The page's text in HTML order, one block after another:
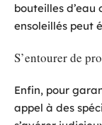
bouteilles d’eau
ensoleillés peut
S’entourer de
Enfin, pour
appel à des